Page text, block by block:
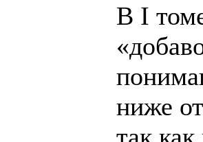
В I
ниже